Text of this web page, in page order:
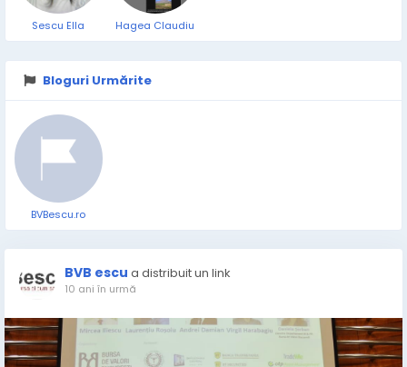
Sescu Ella Hagea Claudiu
Bloguri Urmărite
BVBescu.ro
BVB escu a distribuit un link
10 ani în urmă